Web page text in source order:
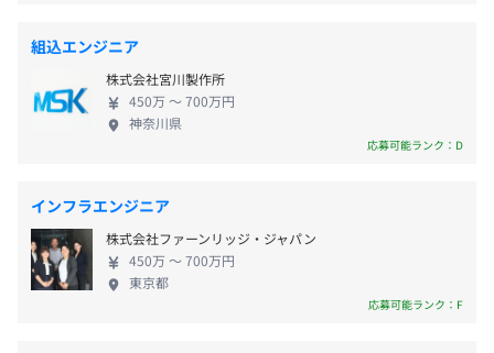
・時間外手当（残業時間に応じて別途全額支給）
・休日勤務手当
・深夜勤務手当
昇給：年1回
入作業およびプロジェクトの管理に携わりながら、
めのスキル研修や制度が充実している点も魅力です。
お客さまのニーズをしっかりと聞き最適なご提案を
したい方、専門性を高めたい方、難しい課題でも論
おります。 ◎ワークライフバランス充実 全社の平均
残業時間は20.9h／月、フレックス制度など、柔軟に
働きながらプライベートも充実できる職場です。業務
都合しだいで、有給も自由に取得していただけます。
組込エンジニア
株式会社宮川製作所
450万 〜 700万円
神奈川県
応募可能ランク：D
インフラエンジニア
株式会社ファーンリッジ・ジャパン
450万 〜 700万円
東京都
応募可能ランク：F